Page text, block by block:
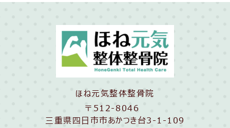
ほね元気整体整骨院
〒512-8046
三重県四日市市あかつき台3-1-109